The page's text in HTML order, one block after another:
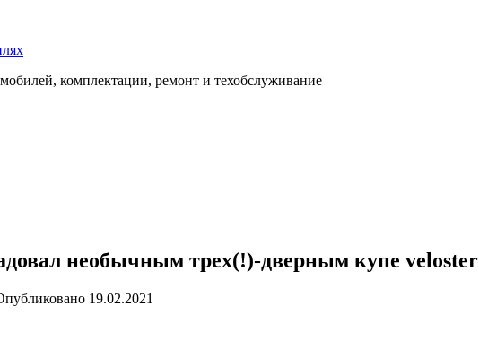
комплектации, ремонт и техобслуживание
необычным трех(!)-дверным купе veloster
19.02.2021